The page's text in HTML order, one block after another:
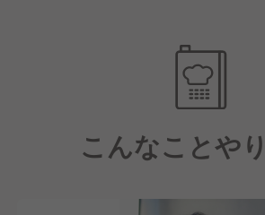
店に反映させていきましょう！
こんなことや